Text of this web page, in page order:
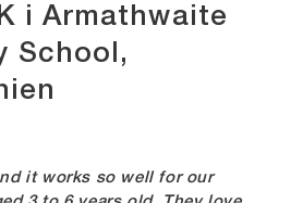
i Armathwaite
School,
it works so well for our